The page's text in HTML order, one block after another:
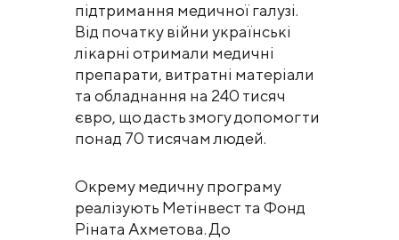
підтримання медичної галузі.
Від початку війни українські
лікарні отримали медичні
препарати, витратні матеріали
та обладнання на 240 тисяч
євро, що дасть змогу допомогти
понад 70 тисячам людей.
Окрему медичну програму
реалізують Метінвест та Фонд
Ріната Ахметова. До